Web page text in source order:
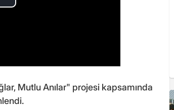
Mutlu Anılar" projesi kapsamında